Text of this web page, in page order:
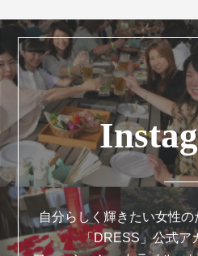
自分らしく輝きたい女性
「DRESS」公式ア